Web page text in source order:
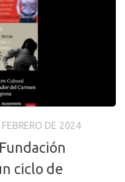
DE 2024
ciclo de